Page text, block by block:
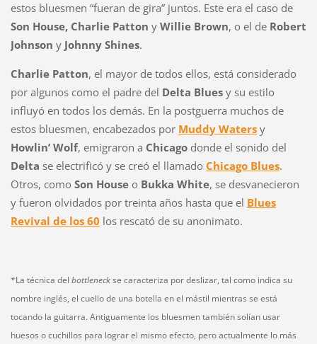
estos bluesmen “fueran de gira” juntos. Este era el caso de
Son House, Charlie Patton yWillie Brown, o el de Robert
Johnson yJohnny Shines.
Charlie Patton, el mayor de todos ellos, está considerado
por algunos como el padre del Delta Bluesy su estilo
influyó en todos los demás. En la postguerra muchos de
estos bluesmen, encabezados por Muddy Waters y
Howlin’ Wolf, emigraron a Chicagodonde el sonido del
Delta se electrificó y se creó el llamado Chicago Blues.
Otros, como Son House oBukka White, se desvanecieron
y fueron olvidados por treinta años hasta que el Blues
Revival de los 60 los rescató de su anonimato.
*La técnica del bottleneckse caracteriza por deslizar, tal como indica su
nombre inglés, el cuello de una botella en el mástil mientras se está
tocando la guitarra. Antiguamente los bluesmen también solían usar
huesos o cuchillos para lograr el mismo efecto, pero actualmente lo más